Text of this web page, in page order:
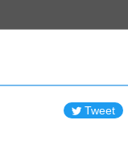
Tweet